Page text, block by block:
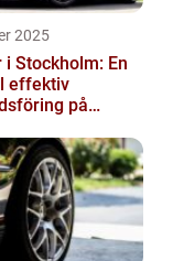
2025
i Stockholm: En
effektiv
på